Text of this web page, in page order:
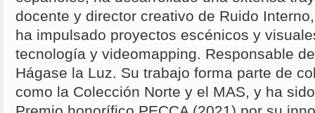
docente y director creativo de Ruido
ha impulsado proyectos escénicos y
tecnología y videomapping. Responsable
Hágase la Luz. Su trabajo forma parte de
como la Colección Norte y el MAS, y ha